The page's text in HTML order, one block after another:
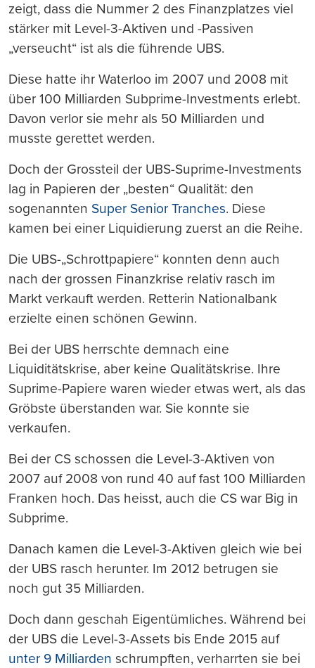
zeigt, dass die Nummer 2 des Finanzplatzes viel
stärker mit Level-3-Aktiven und -Passiven
„verseucht“ ist als die führende UBS.
Diese hatte ihr Waterloo im 2007 und 2008 mit
über 100 Milliarden Subprime-Investments erlebt.
Davon verlor sie mehr als 50 Milliarden und
musste gerettet werden.
Doch der Grossteil der UBS-Suprime-Investments
lag in Papieren der „besten“ Qualität: den
sogenannten Super Senior Tranches. Diese
kamen bei einer Liquidierung zuerst an die Reihe.
Die UBS-„Schrottpapiere“ konnten denn auch
nach der grossen Finanzkrise relativ rasch im
Markt verkauft werden. Retterin Nationalbank
erzielte einen schönen Gewinn.
Bei der UBS herrschte demnach eine
Liquiditätskrise, aber keine Qualitätskrise. Ihre
Suprime-Papiere waren wieder etwas wert, als das
Gröbste überstanden war. Sie konnte sie
verkaufen.
Bei der CS schossen die Level-3-Aktiven von
2007 auf 2008 von rund 40 auf fast 100 Milliarden
Franken hoch. Das heisst, auch die CS war Big in
Subprime.
Danach kamen die Level-3-Aktiven gleich wie bei
der UBS rasch herunter. Im 2012 betrugen sie
noch gut 35 Milliarden.
Doch dann geschah Eigentümliches. Während bei
der UBS die Level-3-Assets bis Ende 2015 auf
unter 9 Milliarden schrumpften, verharrten sie bei